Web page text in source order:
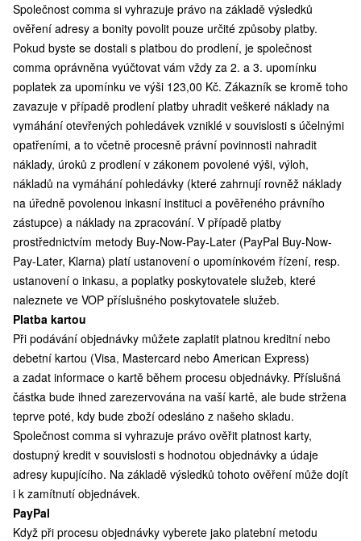
Společnost comma si vyhrazuje právo na základě výsledků
ověření adresy a bonity povolit pouze určité způsoby platby.
Pokud byste se dostali s platbou do prodlení, je společnost
comma oprávněna vyúčtovat vám vždy za 2. a 3. upomínku
poplatek za upomínku ve výši 123,00 Kč. Zákazník se kromě toho
zavazuje v případě prodlení platby uhradit veškeré náklady na
vymáhání otevřených pohledávek vzniklé v souvislosti s účelnými
opatřeními, a to včetně procesně právní povinnosti nahradit
náklady, úroků z prodlení v zákonem povolené výši, výloh,
nákladů na vymáhání pohledávky (které zahrnují rovněž náklady
na úředně povolenou inkasní instituci a pověřeného právního
zástupce) a náklady na zpracování. V případě platby
prostřednictvím metody Buy-Now-Pay-Later (PayPal Buy-Now-
Pay-Later, Klarna) platí ustanovení o upomínkovém řízení, resp.
ustanovení o inkasu, a poplatky poskytovatele služeb, které
naleznete ve VOP příslušného poskytovatele služeb.
Platba kartou
Při podávání objednávky můžete zaplatit platnou kreditní nebo
debetní kartou (Visa, Mastercard nebo American Express)
a zadat informace o kartě během procesu objednávky. Příslušná
částka bude ihned zarezervována na vaší kartě, ale bude stržena
teprve poté, kdy bude zboží odesláno z našeho skladu.
Společnost comma si vyhrazuje právo ověřit platnost karty,
dostupný kredit v souvislosti s hodnotou objednávky a údaje
adresy kupujícího. Na základě výsledků tohoto ověření může dojít
i k zamítnutí objednávek.
PayPal
Když při procesu objednávky vyberete jako platební metodu